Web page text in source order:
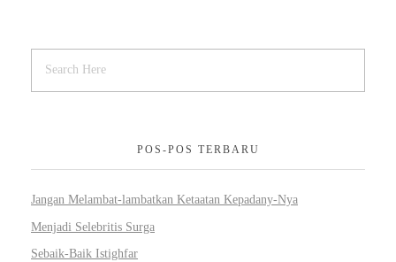
POS-POS TERBARU
Jangan Melambat-lambatkan Ketaatan Kepadany-Nya
Menjadi Selebritis Surga
Sebaik-Baik Istighfar